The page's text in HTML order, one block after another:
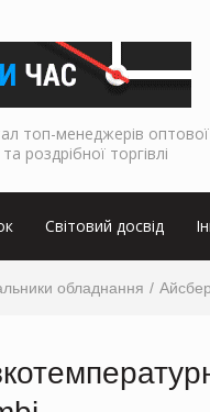
топ-менеджерів оптової
та роздрібної торгівлі
Світовий досвід
обладнання